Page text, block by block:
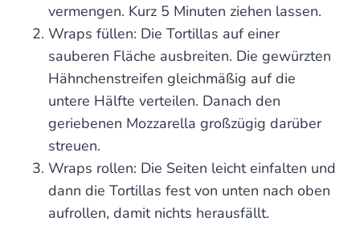
vermengen. Kurz 5 Minuten ziehen lassen.
Wraps füllen: Die Tortillas auf einer
sauberen Fläche ausbreiten. Die gewürzten
Hähnchenstreifen gleichmäßig auf die
untere Hälfte verteilen. Danach den
geriebenen Mozzarella großzügig darüber
streuen.
Wraps rollen: Die Seiten leicht einfalten und
dann die Tortillas fest von unten nach oben
aufrollen, damit nichts herausfällt.